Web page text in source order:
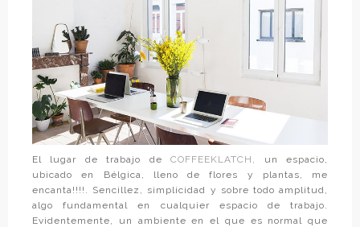
El lugar de trabajo deCOFFEEKLATCH,
un espacio,
ubicado en Bélgica, lleno de flores y plantas, me
encanta!!!!. Sencillez, simplicidad y sobre todo amplitud,
algo fundamental en cualquier espacio de trabajo.
Evidentemente, un ambiente en el que es normal que